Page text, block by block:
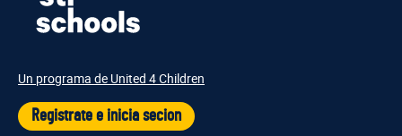
Un programa de United 4 Children
Registrate e inicia secion